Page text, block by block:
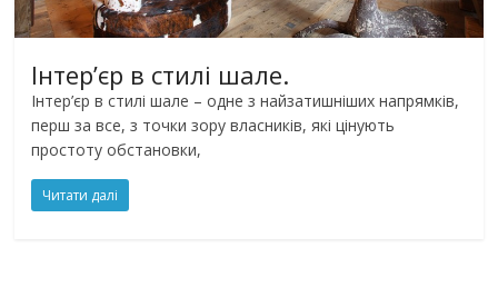
Інтер’єр в стилі шале.
Інтер’єр в стилі шале – одне з найзатишніших напрямків,
перш за все, з точки зору власників, які цінують
простоту обстановки,
Читати далі